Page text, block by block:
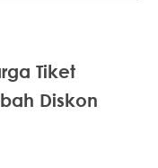
Tiket
Diskon